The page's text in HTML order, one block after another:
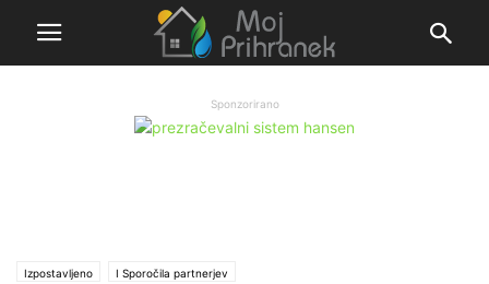
Sponzorirano
Izpostavljeno Ι Sporočila partnerjev